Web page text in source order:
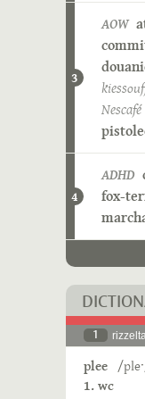
3
AOW
Nescafé
4
ADHD
fox-
1
plee /
1. wc